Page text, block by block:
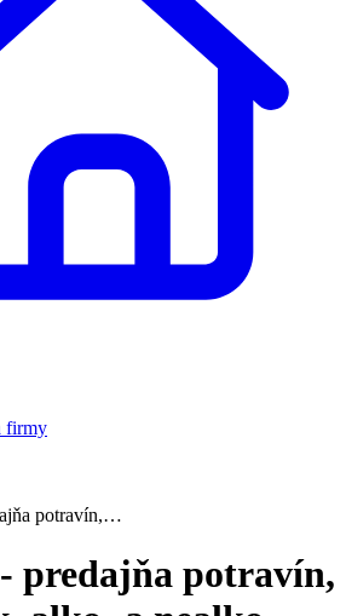
firmy
potravín,…
predajňa potravín,